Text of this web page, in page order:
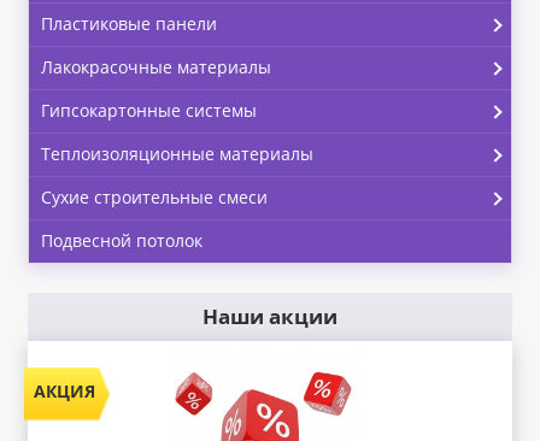
Пластиковые панели
Лакокрасочные материалы
Гипсокартонные системы
Теплоизоляционные материалы
Сухие строительные смеси
Подвесной потолок
Наши акции